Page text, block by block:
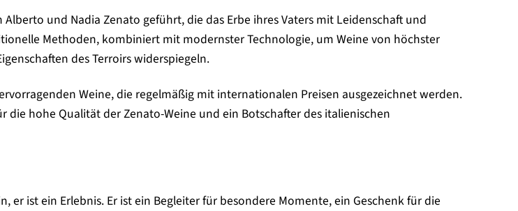
und Nadia Zenato geführt, die das Erbe ihres Vaters mit Leidenschaft und
Methoden, kombiniert mit modernster Technologie, um Weine von höchster
des Terroirs widerspiegeln.
Weine, die regelmäßig mit internationalen Preisen ausgezeichnet werden.
die hohe Qualität der Zenato-Weine und ein Botschafter des italienischen
er ist ein Erlebnis. Er ist ein Begleiter für besondere Momente, ein Geschenk für die